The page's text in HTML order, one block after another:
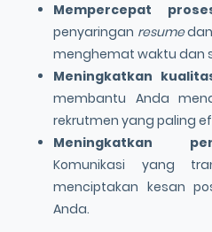
Mempercepat
penyaringan resume
menghemat waktu dan
Meningkatkan
membantu Anda
rekrutmen yang paling
Meningkatkan
Komunikasi yang
menciptakan kesan
Anda.